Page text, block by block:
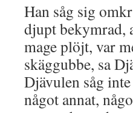
Han såg sig
djupt bekymrad,
mage plöjt, var
skäggubbe, sa
Djävulen såg
något annat,